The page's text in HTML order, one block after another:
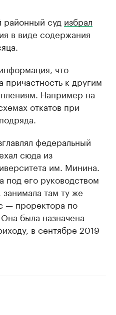
районный суд избрал
в виде содержания
что
причастность к другим
Например на
откатов при
федеральный
сюда из
им. Минина.
под его руководством
там ту же
— проректора по
была назначена
в сентябре 2019